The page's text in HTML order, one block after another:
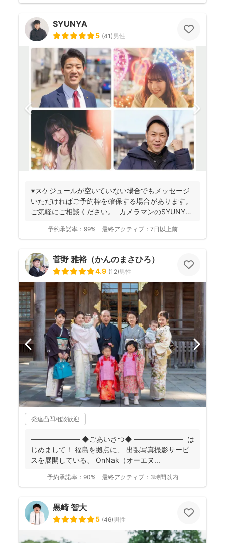
SYUNYA
5 (41)男性
※スケジュールが空いていない場合でもメッセージ
いただければご予約枠を確保する場合があります。
ご気軽にご相談ください。 カメラマンのSYUNYA
予約承諾率： 99% 最終アクティブ： 7日以上前
菅野 雅裕（かんのまさひろ）
4.9 (12)男性
発達凸凹相談歓迎
――――――― ◆ごあいさつ◆ ――――――― は
じめまして！ 福島を拠点に、 出張写真撮影サービ
スを展開している、 OnNak（オーエヌ...
予約承諾率： 90% 最終アクティブ： 3時間以内
黒崎 智大
5 (46)男性